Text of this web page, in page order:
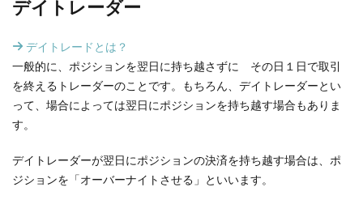
デイトレーダー
デイトレードとは？
一般的に、ポジションを翌日に持ち越さずに その日１日で取引
を終えるトレーダーのことです。もちろん、デイトレーダーとい
って、場合によっては翌日にポジションを持ち越す場合もありま
す。
デイトレーダーが翌日にポジションの決済を持ち越す場合は、ポ
ジションを「オーバーナイトさせる」といいます。